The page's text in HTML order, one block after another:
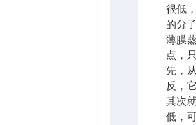
很低
的分
薄膜
点，
先，
反，
其次
低，